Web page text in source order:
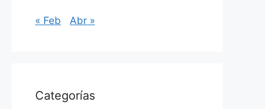
« Feb Abr »
Categorías